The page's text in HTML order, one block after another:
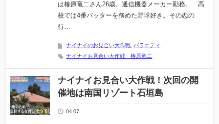
は椿原竜二さん26歳。通信機器メーカー勤務。 高
校では4番バッターを務めた野球好き。その恋の
行…
ナイナイのお見合い大作戦 バラエティ
ナイナイお見合い大作戦 椿原竜二
ナイナイお見合い大作戦！次回の開
催地は南国リゾート石垣島
04.07